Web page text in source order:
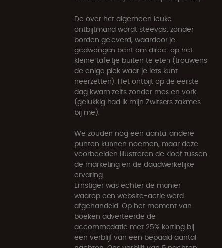
De over het algemeen leuke
ontbijtmand wordt steevast zonder
borden geleverd, waardoor je
gedwongen bent om direct op het
kleine tafeltje buiten te eten (trouwens
de enige plek waar je iets kunt
neerzetten). Het ontbijt op de eerste
dag kwam zelfs zonder mes en vork
(gelukkig had ik mijn Zwitsers zakmes
bij me).
We zouden nog een aantal andere
punten kunnen noemen, maar deze
voorbeelden illustreren de kloof tussen
de marketing en de daadwerkelijke
ervaring.
Ernstiger was echter de manier
waarop een website-actie werd
afgehandeld. Op het moment van
boeken adverteerde de
accommodatie met 25% korting bij
een verblijf van een bepaald aantal